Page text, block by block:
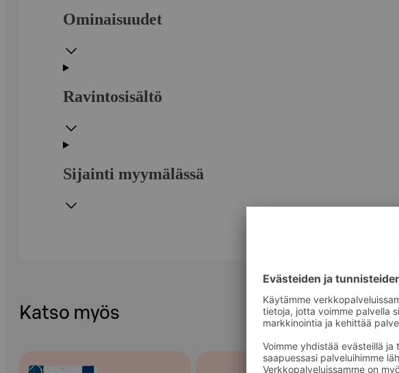
Ominaisuudet
Ravintosisältö
Sijainti myymälässä
Katso myös